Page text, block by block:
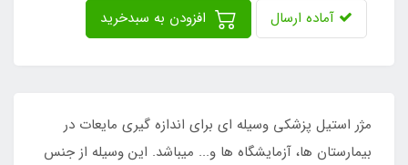
آماده ارسال
مژر استیل پزشکی وسیله ای برای اندازه گیری مایعات در
بیمارستان ها، آزمایشگاه ها و... میباشد. این وسیله از جنس